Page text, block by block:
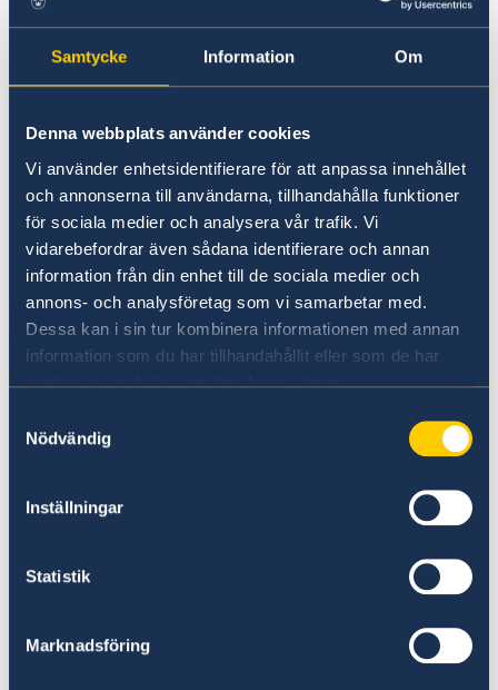
Samtycke Information Om
Denna webbplats använder cookies
Vi använder enhetsidentifierare för att anpassa innehållet
och annonserna till användarna, tillhandahålla funktioner
för sociala medier och analysera vår trafik. Vi
vidarebefordrar även sådana identifierare och annan
information från din enhet till de sociala medier och
annons- och analysföretag som vi samarbetar med.
Dessa kan i sin tur kombinera informationen med annan
information som du har tillhandahållit eller som de har
samlat in när du har använt deras tjänster.
Nödvändig
Inställningar
Statistik
Marknadsföring
Sveriges Ambassadör Charlotte Sammelin höll
”clean tech”, en industri med stor potential där
Sverige besitter god erfarenhet. Grekland har å
andra sidan en välkvalificerad arbetskraft såväl
som en stark entreprenörstradition. Denna
kombination utgör en grund för ett gott
samarbete i att utveckla klimatsmarta
lösningar och nya innovationer.